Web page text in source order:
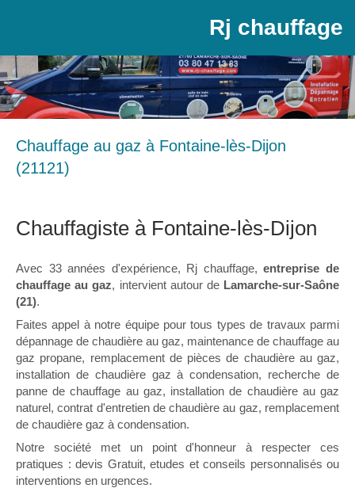
Rj chauffage
Chauffage au gaz à Fontaine-lès-Dijon
(21121)
Chauffagiste à Fontaine-lès-Dijon
Avec 33 années d'expérience, Rj chauffage,entreprise de
chauffage au gaz, intervient autour de Lamarche-sur-Saône
(21).
Faites appel à notre équipe pour tous types de travaux parmi
dépannage de chaudière au gaz, maintenance de chauffage au
gaz propane, remplacement de pièces de chaudière au gaz,
installation de chaudière gaz à condensation, recherche de
panne de chauffage au gaz, installation de chaudière au gaz
naturel, contrat d'entretien de chaudière au gaz, remplacement
de chaudière gaz à condensation.
Notre société met un point d'honneur à respecter ces
pratiques : devis Gratuit, etudes et conseils personnalisés ou
interventions en urgences.